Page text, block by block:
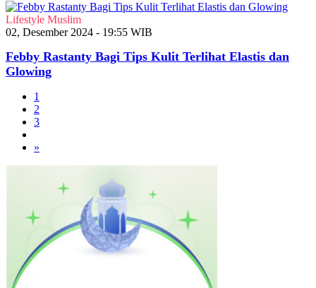
Lifestyle Muslim
02, Desember 2024 - 19:55 WIB
Febby Rastanty Bagi Tips Kulit Terlihat Elastis dan
Glowing
1
2
3
»